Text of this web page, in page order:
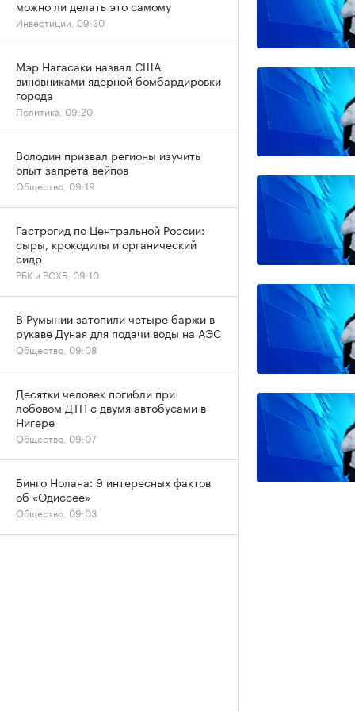
можно ли делать это самому
Инвестиции, 09:30
Мэр Нагасаки назвал США
виновниками ядерной бомбардировки
города
Политика, 09:20
Володин призвал регионы изучить
опыт запрета вейпов
Общество, 09:19
Гастрогид по Центральной России:
сыры, крокодилы и органический
сидр
РБК и РСХБ, 09:10
В Румынии затопили четыре баржи в
рукаве Дуная для подачи воды на АЭС
Общество, 09:08
Десятки человек погибли при
лобовом ДТП с двумя автобусами в
Нигере
Общество, 09:07
Бинго Нолана: 9 интересных фактов
об «Одиссее»
Общество, 09:03